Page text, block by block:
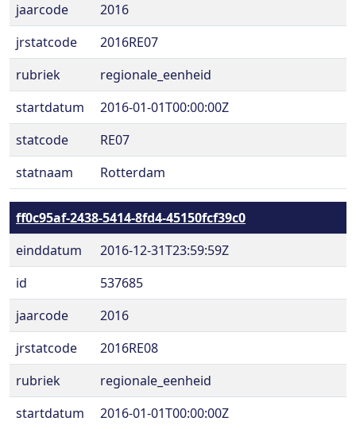
jaarcode
2016
jrstatcode
2016RE07
rubriek
regionale_eenheid
startdatum
2016-01-01T00:00:00Z
statcode
RE07
statnaam
Rotterdam
ff0c95af-2438-5414-8fd4-45150fcf39c0
einddatum
2016-12-31T23:59:59Z
id
537685
jaarcode
2016
jrstatcode
2016RE08
rubriek
regionale_eenheid
startdatum
2016-01-01T00:00:00Z